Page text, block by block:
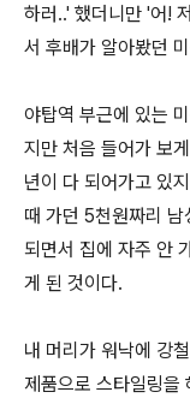
하러..' 했더니만 '어!
서 후배가 알아봤던
야탑역 부근에 있는
지만 처음 들어가 보
년이 다 되어가고 있
때 가던 5천원짜리 남
되면서 집에 자주 안
게 된 것이다.
내 머리가 워낙에 강
제품으로 스타일링을